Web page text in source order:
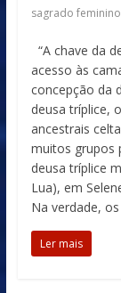
sagrado feminino
“A chave da
acesso às
concepção da
deusa tríplice,
ancestrais
muitos grupos
deusa tríplice
Lua), em
Na verdade,
Ler mais